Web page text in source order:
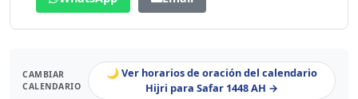
CAMBIAR
CALENDARIO
🌙 Ver horarios de oración del calendario
Hijri para Safar 1448 AH →